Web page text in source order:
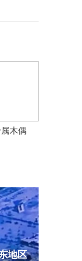
地区